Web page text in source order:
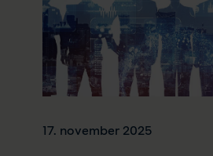
17. november 2025